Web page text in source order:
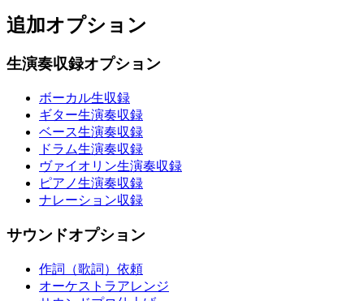
追加オプション
生演奏収録オプション
ボーカル生収録
ギター生演奏収録
ベース生演奏収録
ドラム生演奏収録
ヴァイオリン生演奏収録
ピアノ生演奏収録
ナレーション収録
サウンドオプション
作詞（歌詞）依頼
オーケストラアレンジ